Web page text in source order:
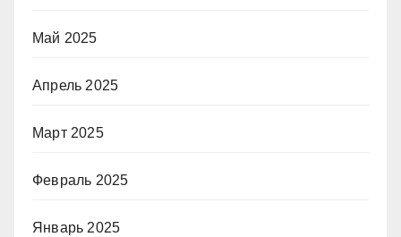
Май 2025
Апрель 2025
Март 2025
Февраль 2025
Январь 2025